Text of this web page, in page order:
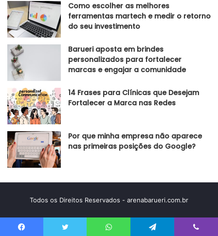
Como escolher as melhores
ferramentas martech e medir o retorno
do seu investimento
Barueri aposta em brindes
personalizados para fortalecer
marcas e engajar a comunidade
14 Frases para Clínicas que Desejam
Fortalecer a Marca nas Redes
Por que minha empresa não aparece
nas primeiras posições do Google?
Todos os Direitos Reservados - arenabarueri.com.br